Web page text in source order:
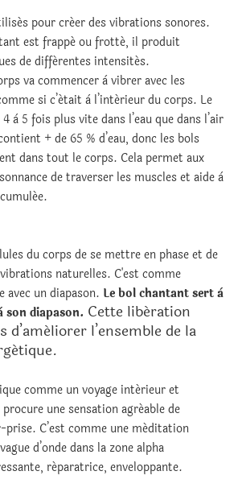
pour créer des vibrations sonores.
est frappé ou frotté, il produit
de différentes intensités.
va commencer à vibrer avec les
si c’était à l’intérieur du corps. Le
à 5 fois plus vite dans l’eau que dans l’air
+ de 65 % d’eau, donc les bols
dans tout le corps. Cela permet aux
de traverser les muscles et aide à
du corps de se mettre en phase et de
naturelles. C'est comme
avec un diapason. Le bol chantant sert à
son diapason. Cette libération
d’améliorer l’ensemble de la
comme un voyage intérieur et
une sensation agréable de
C’est comme une méditation
d’onde dans la zone alpha
réparatrice, enveloppante.